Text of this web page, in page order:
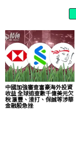
中國加強審查富豪海外投資
收益 全球追查數千億美元欠
稅 滙豐、渣打、保誠等涉華
金融股急挫